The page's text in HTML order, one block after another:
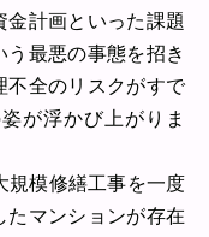
計画といった課題
最悪の事態を招き
不全のリスクがすで
が浮かび上がりま
規模修繕工事を一度
たマンションが存在